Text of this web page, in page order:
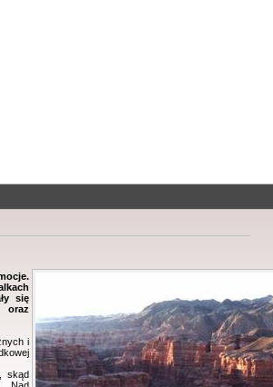
się
oraz
i
skąd